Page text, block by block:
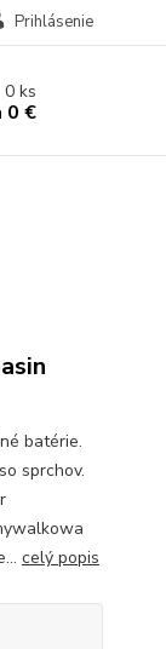
Prihlásenie
0ks
0 €
batérie.
sprchov.
celý popis